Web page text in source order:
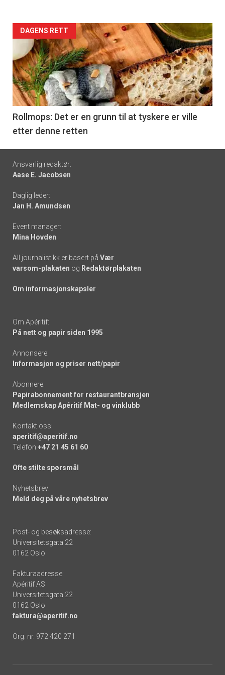
Forsiden
akkurat
nå
-
6
DAGENS RETT
Rollmops: Det er en grunn til at tyskere er ville
etter denne retten
Footer
-
links
Ansvarlig redaktør:
Aase E. Jacobsen
Daglig leder:
Jan H. Amundsen
Event manager:
Mina Hovden
All journalistikk er basert på Vær
varsom-plakaten og Redaktørplakaten
Om informasjonskapsler
Om Apéritif:
På nett og papir siden 1995
Annonsere:
Informasjon og priser nett/papir
Abonnere:
Papirabonnement for restaurantbransjen
Medlemskap Apéritif Mat- og vinklubb
Kontakt oss:
aperitif@aperitif.no
Telefon +47 21 45 61 60
Ofte stilte spørsmål
Nyhetsbrev:
Meld deg på våre nyhetsbrev
Post- og besøksadresse:
Universitetsgata 22
0162 Oslo
Fakturaadresse:
Apéritif AS
Universitetsgata 22
0162 Oslo
faktura@aperitif.no
Org. nr. 972 420 271